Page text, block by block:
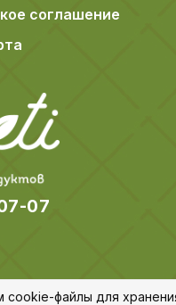
соглашение
07
cookie-файлы для